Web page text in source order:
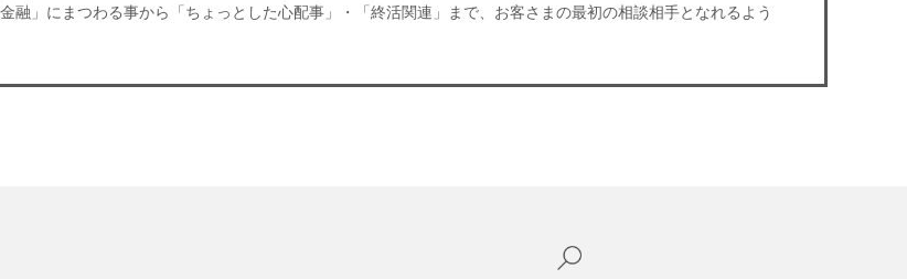
融」にまつわる事から「ちょっとした心配事」・「終活関連」まで、お客さまの最初の相談相手となれるよう